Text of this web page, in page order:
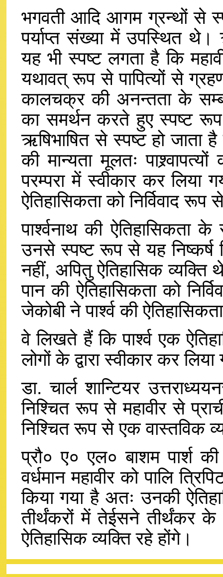
भगवती आदि आगम ग्रन्थों से
पर्याप्त संख्या में उपस्थित
यह भी स्पष्ट लगता है कि
यथावत् रूप से पापित्यों से
कालचक्र की अनन्तता के
का समर्थन करते हुए स्पष्ट
ऋषिभाषित से स्पष्ट हो जाता
की मान्यता मूलतः
परम्परा में स्वीकार कर लिया
ऐतिहासिकता को निर्विवाद
पार्श्वनाथ की
उनसे स्पष्ट रूप से यह निष्कर्ष
नहीं, अपितु ऐतिहासिक व्यक्ति
पान की ऐतिहासिकता को
जेकोबी ने पार्श्व की
वे लिखते हैं कि पार्श्व एक
लोगों के द्वारा स्वीकार कर
डा. चार्ल शान्टियर
निश्चित रूप से महावीर से
निश्चित रूप से एक वास्तविक
प्रौ० ए० एल० बाशम पार्श
वर्धमान महावीर को पालि
किया गया है अतः उनकी
तीर्थंकरों में तेईसने तीर्थंकर
ऐतिहासिक व्यक्ति रहे होंगे।